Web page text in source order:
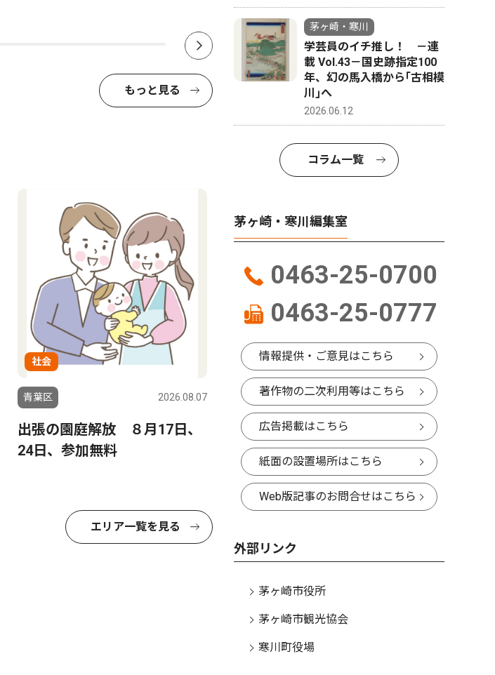
もっと見る
社会
青葉区 2026.08.07
出張の園庭解放 ８月17日、
24日、参加無料
エリア一覧を見る
茅ヶ崎・寒川
学芸員のイチ推し！ －連
載 Vol.43－国史跡指定100
年、幻の馬入橋から｢古相模
川｣へ
2026.06.12
コラム一覧
茅ヶ崎・寒川編集室
0463-25-0700
0463-25-0777
情報提供・ご意見はこちら
著作物の二次利用等はこちら
広告掲載はこちら
紙面の設置場所はこちら
Web版記事のお問合せはこちら
外部リンク
茅ヶ崎市役所
茅ヶ崎市観光協会
寒川町役場